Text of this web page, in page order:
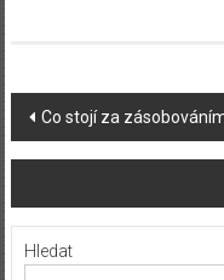
Post
navigation
Co stojí za
Hledat